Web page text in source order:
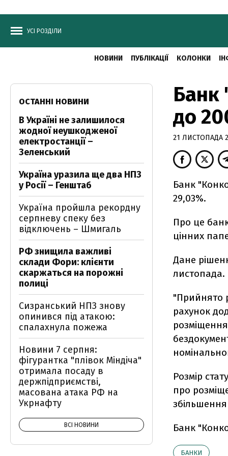
УСІ РОЗДІЛИ
НОВИНИ ПУБЛІКАЦІЇ КОЛОНКИ
Банк
до
21 ЛИСТОПАДА
Банк
29,03%.
Про це банк
цінних
Дане
листопада.
"Прийнято
рахунок
Розмір
про
Банк
БАНКИ
ОСТАННІ НОВИНИ
В Україні не залишилося
жодної неушкодженої
електростанції –
Зеленський
Україна уразила ще два НПЗ
у Росії – Генштаб
Україна пройшла рекордну
серпневу спеку без
відключень – Шмигаль
РФ знищила важливі
склади Фори: клієнти
скаржаться на порожні
полиці
Сизранський НПЗ знову
опинився під атакою:
спалахнула пожежа
Новини 7 серпня:
фігурантка "плівок Міндіча"
отримала посаду в
держпідприємстві,
масована атака РФ на
Укрнафту
ВСІ НОВИНИ